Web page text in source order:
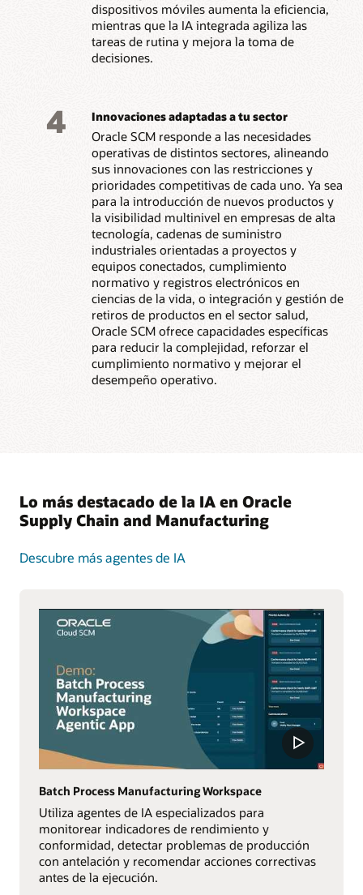
dispositivos móviles aumenta la eficiencia,
mientras que la IA integrada agiliza las
tareas de rutina y mejora la toma de
decisiones.
4 Innovaciones adaptadas a tu sector
Oracle SCM responde a las necesidades
operativas de distintos sectores, alineando
sus innovaciones con las restricciones y
prioridades competitivas de cada uno. Ya sea
para la introducción de nuevos productos y
la visibilidad multinivel en empresas de alta
tecnología, cadenas de suministro
industriales orientadas a proyectos y
equipos conectados, cumplimiento
normativo y registros electrónicos en
ciencias de la vida, o integración y gestión de
retiros de productos en el sector salud,
Oracle SCM ofrece capacidades específicas
para reducir la complejidad, reforzar el
cumplimiento normativo y mejorar el
desempeño operativo.
Lo más destacado de la IA en Oracle
Supply Chain and Manufacturing
Descubre más agentes de IA
Batch Process Manufacturing Workspace
Utiliza agentes de IA especializados para
monitorear indicadores de rendimiento y
conformidad, detectar problemas de producción
con antelación y recomendar acciones correctivas
antes de la ejecución.